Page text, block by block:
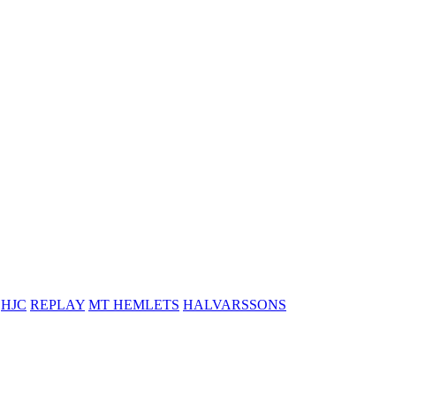
HJC REPLAY MT HEMLETS HALVARSSONS